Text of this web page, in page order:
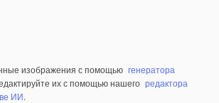
изображения с помощью генератора
их с помощью нашего редактора
ИИ.